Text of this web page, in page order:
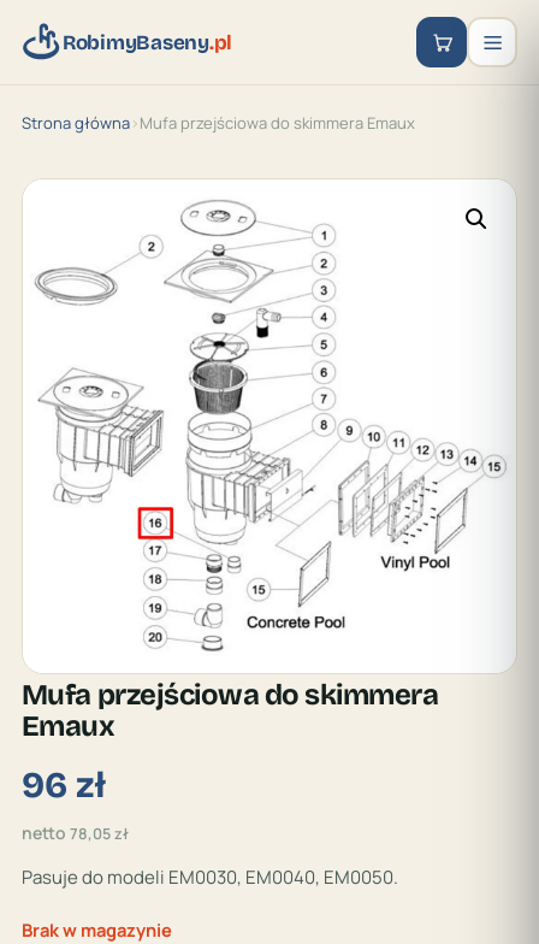
RobimyBaseny.pl
Strona główna›Mufa przejściowa do skimmera Emaux
Mufa przejściowa do skimmera
Emaux
96 zł
netto 78,05zł
Pasuje do modeli EM0030, EM0040, EM0050.
Brak w magazynie